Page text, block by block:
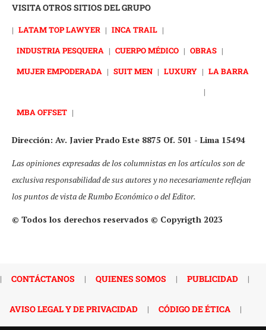
VISITA OTROS SITIOS DEL GRUPO
| LATAM TOP LAWYER | INCA TRAIL |
INDUSTRIA PESQUERA | CUERPO MÉDICO | OBRAS |
MUJER EMPODERADA | SUIT MEN | LUXURY | LA BARRA
|
MBA OFFSET |
Dirección: Av. Javier Prado Este 8875 Of. 501 - Lima 15494
Las opiniones expresadas de los columnistas en los artículos son de
exclusiva responsabilidad de sus autores y no necesariamente reflejan
los puntos de vista de Rumbo Económico o del Editor.
© Todos los derechos reservados © Copyrigth 2023
| CONTÁCTANOS | QUIENES SOMOS | PUBLICIDAD |
AVISO LEGAL Y DE PRIVACIDAD | CÓDIGO DE ÉTICA |